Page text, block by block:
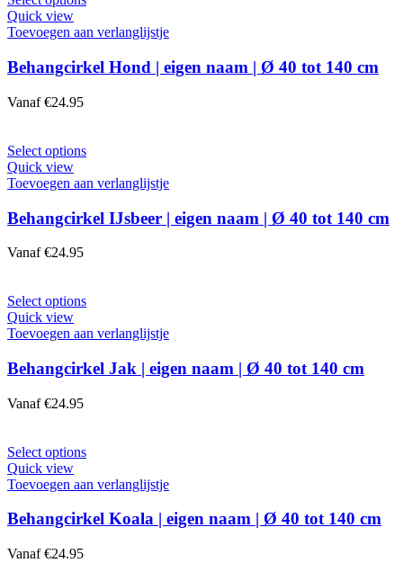
op
de
productpagina
heeft
variaties.
Deze
op
productpagina
Quick view
Toevoegen aan verlanglijstje
Behangcirkel Hond | eigen naam | Ø 40 tot 140 cm
Vanaf €24.95
Select optionsDit
heeft
variaties.
Deze
worden
op
de
productpagina
Quick view
Toevoegen aan verlanglijstje
Behangcirkel IJsbeer | eigen naam | Ø 40 tot 140 cm
Vanaf €24.95
Select optionsDit
heeft
variaties.
Deze
op
productpagina
Quick view
Toevoegen aan verlanglijstje
Behangcirkel Jak | eigen naam | Ø 40 tot 140 cm
Vanaf €24.95
Select optionsDit
heeft
variaties.
Quick view
Toevoegen aan verlanglijstje
Behangcirkel Koala | eigen naam | Ø 40 tot 140 cm
Vanaf €24.95